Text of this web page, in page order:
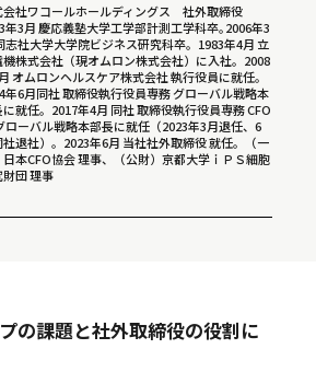
会社ワコールホールディングス 社外取締役
年3月 慶応義塾大学工学部計測工学科卒｡2006年3
志社大学大学院ビジネス研究科卒。1983年4月 立
機株式会社（現オムロン株式会社）に入社。2008
オムロンヘルスケア株式会社 執行役員に就任。
年6月同社 取締役執行役員専務 グローバル戦略本
就任。2017年4月 同社 取締役執行役員専務 CFO
ローバル戦略本部長に就任（2023年3月退任、6
社退社）。2023年6月 当社社外取締役 就任。（一
日本CFO協会 理事、（公財）京都大学ｉＰＳ細胞
団 理事
の課題と社外取締役の役割に